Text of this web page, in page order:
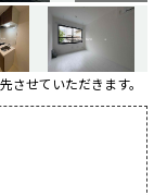
せていただきます。